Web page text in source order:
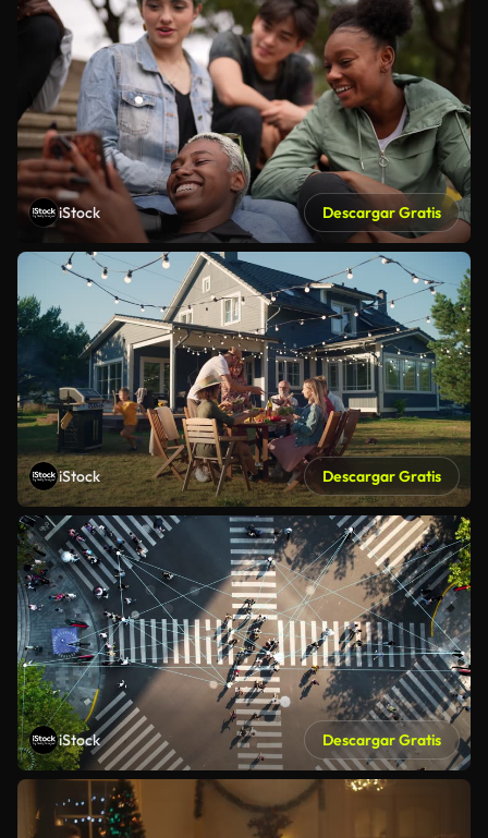
iStock Descargar Gratis
iStock Descargar Gratis
iStock Descargar Gratis